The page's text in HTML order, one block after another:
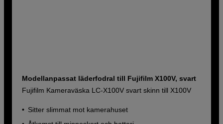
Modellanpassat läderfodral till Fujifilm X100V, svart
Fujifilm Kameraväska LC-X100V svart skinn till X100V
Sitter slimmat mot kamerahuset